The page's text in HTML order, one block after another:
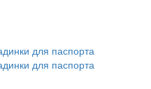
для паспорта
для паспорта